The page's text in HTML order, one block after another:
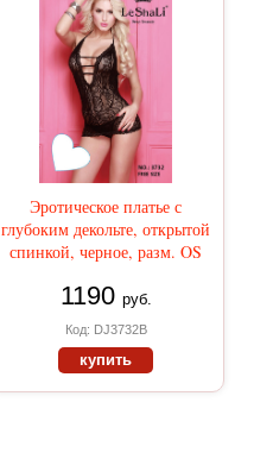
Эротическое платье с
глубоким декольте, открытой
спинкой, черное, разм. OS
1190 руб.
Код: DJ3732B
купить